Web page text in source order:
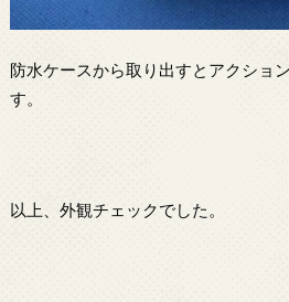
防水ケースから取り出すとアクショ
す。
以上、外観チェックでした。